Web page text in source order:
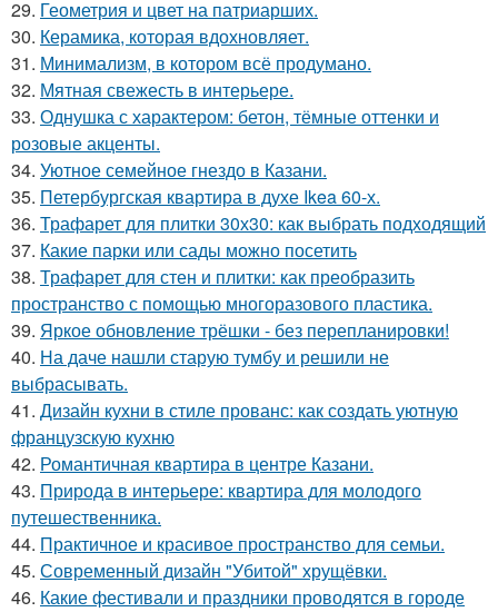
29. Геометрия и цвет на патриарших.
30. Керамика, которая вдохновляет.
31. Минимализм, в котором всё продумано.
32. Мятная свежесть в интерьере.
33. Однушка с характером: бетон, тёмные оттенки и
розовые акценты.
34. Уютное семейное гнездо в Казани.
35. Петербургская квартира в духе Ikea 60-х.
36. Трафарет для плитки 30х30: как выбрать подходящий
37. Какие парки или сады можно посетить
38. Трафарет для стен и плитки: как преобразить
пространство с помощью многоразового пластика.
39. Яркое обновление трёшки - без перепланировки!
40. На даче нашли старую тумбу и решили не
выбрасывать.
41. Дизайн кухни в стиле прованс: как создать уютную
французскую кухню
42. Романтичная квартира в центре Казани.
43. Природа в интерьере: квартира для молодого
путешественника.
44. Практичное и красивое пространство для семьи.
45. Современный дизайн "Убитой" хрущёвки.
46. Какие фестивали и праздники проводятся в городе